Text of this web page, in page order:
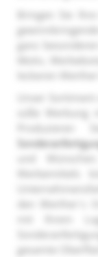
Bringen Sie
leckeren
Unser
süße Werbung
und
Werbemittels
den Werther´s
mit Ihrem
gesamte